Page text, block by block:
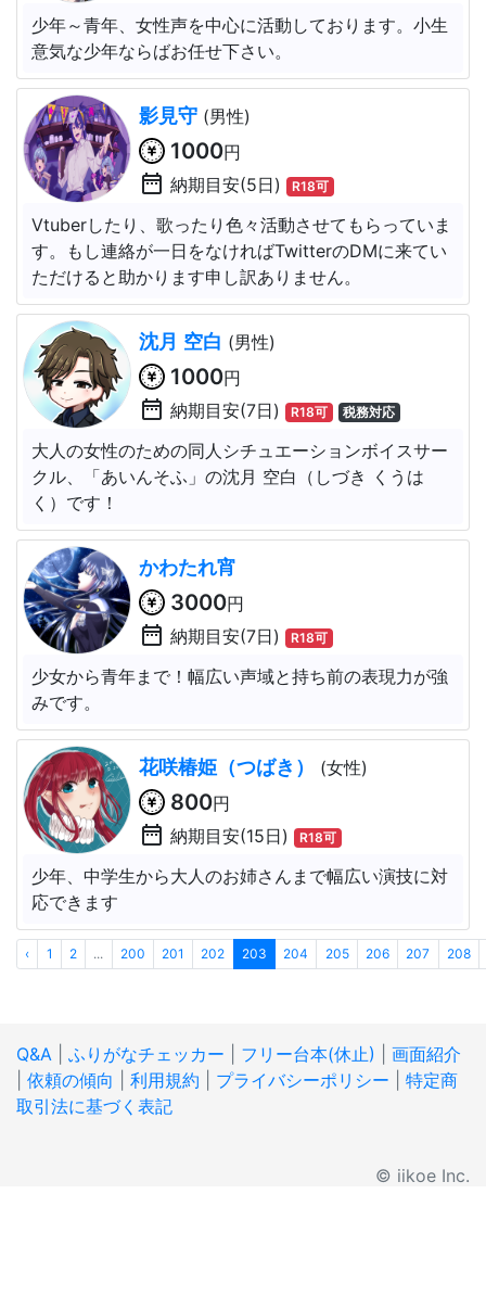
少年～青年、女性声を中心に活動しております。小生
意気な少年ならばお任せ下さい。
影見守 (男性)
1000円
date_range 納期目安(5日) R18可
Vtuberしたり、歌ったり色々活動させてもらっていま
す。もし連絡が一日をなければTwitterのDMに来てい
ただけると助かります申し訳ありません。
沈月 空白 (男性)
1000円
date_range 納期目安(7日) R18可 税務対応
大人の女性のための同人シチュエーションボイスサー
クル、「あいんそふ」の沈月 空白（しづき くうは
く）です！
かわたれ宵
3000円
date_range 納期目安(7日) R18可
少女から青年まで！幅広い声域と持ち前の表現力が強
みです。
花咲椿姫（つばき） (女性)
800円
date_range 納期目安(15日) R18可
少年、中学生から大人のお姉さんまで幅広い演技に対
応できます
‹ 1 2 ... 200 201 202 203 204 205 206 207 208
Q&A ふりがなチェッカー フリー台本(休止)
画面紹介
依頼の傾向 利用規約 プライバシーポリシー
特定商
取引法に基づく表記
© iikoe Inc.